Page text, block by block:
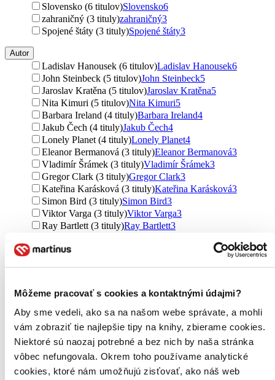
Môžeme pracovať s cookies a kontaktnými údajmi?
Aby sme vedeli, ako sa na našom webe správate, a mohli
vám zobraziť tie najlepšie tipy na knihy, zbierame cookies.
Niektoré sú naozaj potrebné a bez nich by naša stránka
vôbec nefungovala. Okrem toho používame analytické
cookies, ktoré nám umožňujú zisťovať, ako náš web
Slovensko (6 titulov)Slovensko6
zahraničný (3 tituly)zahraničný3
Spojené štáty (3 tituly)Spojené štáty3
Autor
Ladislav Hanousek (6 titulov)Ladislav Hanousek6
John Steinbeck (5 titulov)John Steinbeck5
Jaroslav Kratěna (5 titulov)Jaroslav Kratěna5
Nita Kimuri (5 titulov)Nita Kimuri5
Barbara Ireland (4 tituly)Barbara Ireland4
Jakub Čech (4 tituly)Jakub Čech4
Lonely Planet (4 tituly)Lonely Planet4
Eleanor Bermanová (3 tituly)Eleanor Bermanová3
Vladimír Šrámek (3 tituly)Vladimír Šrámek3
Gregor Clark (3 tituly)Gregor Clark3
Kateřina Karásková (3 tituly)Kateřina Karásková3
Simon Bird (3 tituly)Simon Bird3
Viktor Varga (3 tituly)Viktor Varga3
Ray Bartlett (3 tituly)Ray Bartlett3
Anna Jeremičová (3 tituly)
3
František Kele (2 tituly)
František Kele2
Zdeněk Michora (2 tituly)Zdeněk Michora 2
Milan Brychta (2 tituly)Milan Brychta2
Petr Větrovský (2 tituly)Petr Větrovský2
Věra Řiháková-Mouková (2 tituly) Věra Řiháková-
Mouková 2
Petr Chalupa (2 tituly)Petr Chalupa2
Izabella Hearn (2 tituly)Izabella Hearn2